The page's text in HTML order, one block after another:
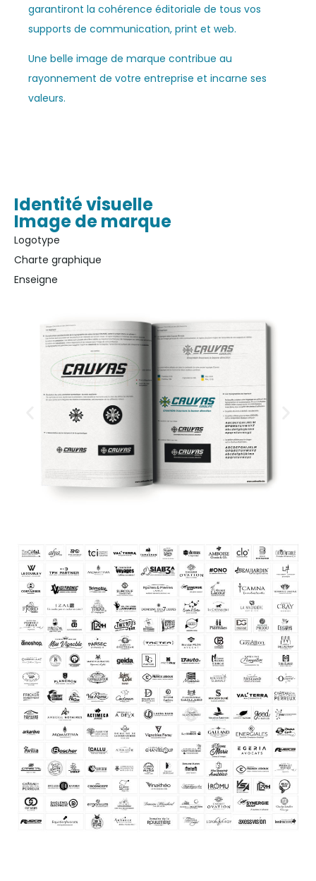
garantiront la cohérence éditoriale de tous vos
supports de communication, print et web.
Une belle image de marque contribue au
rayonnement de votre entreprise et incarne ses
valeurs.
Identité visuelle
Image de marque
Logotype
Charte graphique
Enseigne